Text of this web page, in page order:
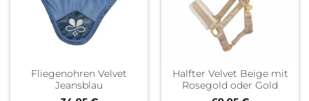
Fliegenohren Velvet
Jeansblau
Halfter Velvet Beige mit
Rosegold oder Gold